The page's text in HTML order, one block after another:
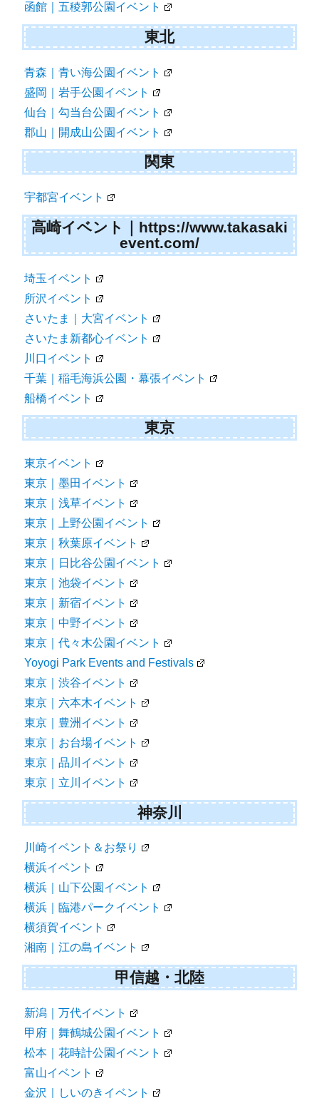
函館｜五稜郭公園イベント
東北
青森｜青い海公園イベント
盛岡｜岩手公園イベント
仙台｜勾当台公園イベント
郡山｜開成山公園イベント
関東
宇都宮イベント
高崎イベント｜https://www.takasaki
event.com/
埼玉イベント
所沢イベント
さいたま｜大宮イベント
さいたま新都心イベント
川口イベント
千葉｜稲毛海浜公園・幕張イベント
船橋イベント
東京
東京イベント
東京｜墨田イベント
東京｜浅草イベント
東京｜上野公園イベント
東京｜秋葉原イベント
東京｜日比谷公園イベント
東京｜池袋イベント
東京｜新宿イベント
東京｜中野イベント
東京｜代々木公園イベント
Yoyogi Park Events and Festivals
東京｜渋谷イベント
東京｜六本木イベント
東京｜豊洲イベント
東京｜お台場イベント
東京｜品川イベント
東京｜立川イベント
神奈川
川崎イベント＆お祭り
横浜イベント
横浜｜山下公園イベント
横浜｜臨港パークイベント
横須賀イベント
湘南｜江の島イベント
甲信越・北陸
新潟｜万代イベント
甲府｜舞鶴城公園イベント
松本｜花時計公園イベント
富山イベント
金沢｜しいのきイベント